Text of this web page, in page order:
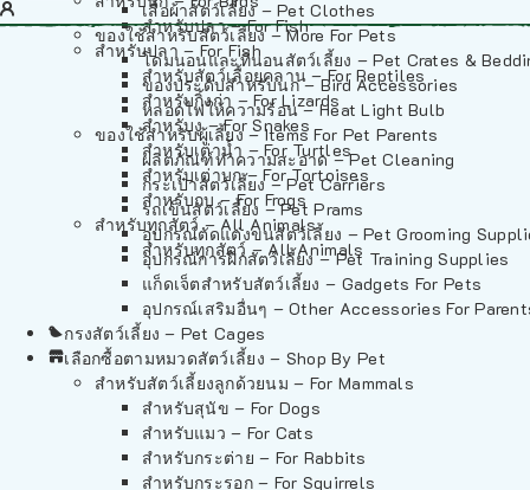
เสื้อผ้าสัตว์เลี้ยง – Pet Clothes
ของใช้สำหรับสัตว์เลี้ยง – More For Pets
โดมนอนและที่นอนสัตว์เลี้ยง – Pet Crates &
ของประดับสำหรับนก – Bird Accessories
หลอดไฟให้ความร้อน – Heat Light Bulb
ของใช้สำหรับผู้เลี้ยง – Items For Pet Parents
ผลิตภัณฑ์ทำความสะอาด – Pet Cleaning
กระเป๋าสัตว์เลี้ยง – Pet Carriers
รถเข็นสัตว์เลี้ยง – Pet Prams
อุปกรณ์ตัดแต่งขนสัตว์เลี้ยง – Pet Grooming
อุปกรณ์การฝึกสัตว์เลี้ยง – Pet Training Supplies
แก็ดเจ็ตสำหรับสัตว์เลี้ยง – Gadgets For Pets
อุปกรณ์เสริมอื่นๆ – Other Accessories For
กรงสัตว์เลี้ยง – Pet Cages
เลือกซื้อตามหมวดสัตว์เลี้ยง – Shop By Pet
สำหรับสัตว์เลี้ยงลูกด้วยนม – For Mammals
สำหรับสุนัข – For Dogs
สำหรับแมว – For Cats
สำหรับกระต่าย – For Rabbits
สำหรับกระรอก – For Squirrels
สำหรับปลา – For Fish
สำหรับปลา – For Fish
สำหรับสัตว์เลื้อยคลาน – For Reptiles
สำหรับกิ้งก่า – For Lizards
สำหรับงู – For Snakes
สำหรับเต่าน้ำ – For Turtles
สำหรับเต่าบก – For Tortoises
สำหรับกบ – For Frogs
สำหรับทุกสัตว์ – All Animals
สำหรับทุกสัตว์ – All Animals